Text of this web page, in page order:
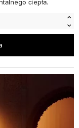
ciepła.